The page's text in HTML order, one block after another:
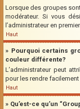
Lorsque des groupes
modérateur. Si vous
l’administrateur en
Haut
» Pourquoi certains
couleur différente?
L’administrateur peut
pour les rendre
Haut
» Qu’est-ce qu’un